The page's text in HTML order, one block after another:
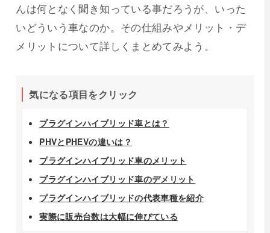
んは何となく聞き知っている事だろうが、いった
いどういう車なのか。その仕組みやメリット・デ
メリットについて詳しくまとめてみよう。
気になる項目をクリック
プラグインハイブリッド車とは？
PHVとPHEVの違いは？
プラグインハイブリッド車のメリット
プラグインハイブリッド車のデメリット
プラグインハイブリッドの代表車種を紹介
実際に販売台数は大幅に伸びている